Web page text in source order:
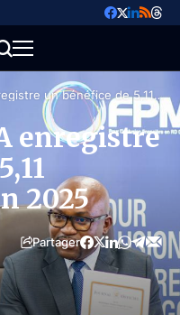
un bénéfice de 5,11
enregistre
2025
Partager